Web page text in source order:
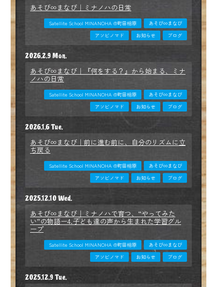
あそび∞まなび｜ミナノハの日常
Satellite School MINANOHA @町田相原
あそび∞まなび
アソビノマド
お知らせ ブログ
2026.2.9 Mon.
あそび∞まなび｜『何をする？』から始まる、ミナ
ノハの日常
Satellite School MINANOHA @町田相原
あそび∞まなび
アソビノマド
お知らせ ブログ
2026.1.6 Tue.
あそび∞まなび｜前に進む前に、自分のリズムに立
ち戻る
Satellite School MINANOHA @町田相原
あそび∞まなび
アソビノマド
お知らせ ブログ
2025.12.10 Wed.
あそび∞まなび｜ミナノハで育つ、“やってみた
い”の物語ー4.子ども達の声から生まれた学習グル
ープ
Satellite School MINANOHA @町田相原
あそび∞まなび
アソビノマド
お知らせ ブログ
2025.12.9 Tue.